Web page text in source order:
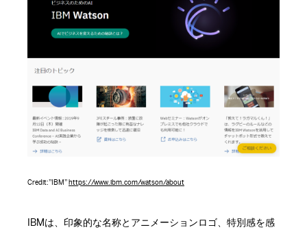
Photo by Crystal Kwok on Unsplash
Credit:”IBM” https://www.ibm.com/watson/about
IBMは、印象的な名称とアニメーションロゴ、特別感を感